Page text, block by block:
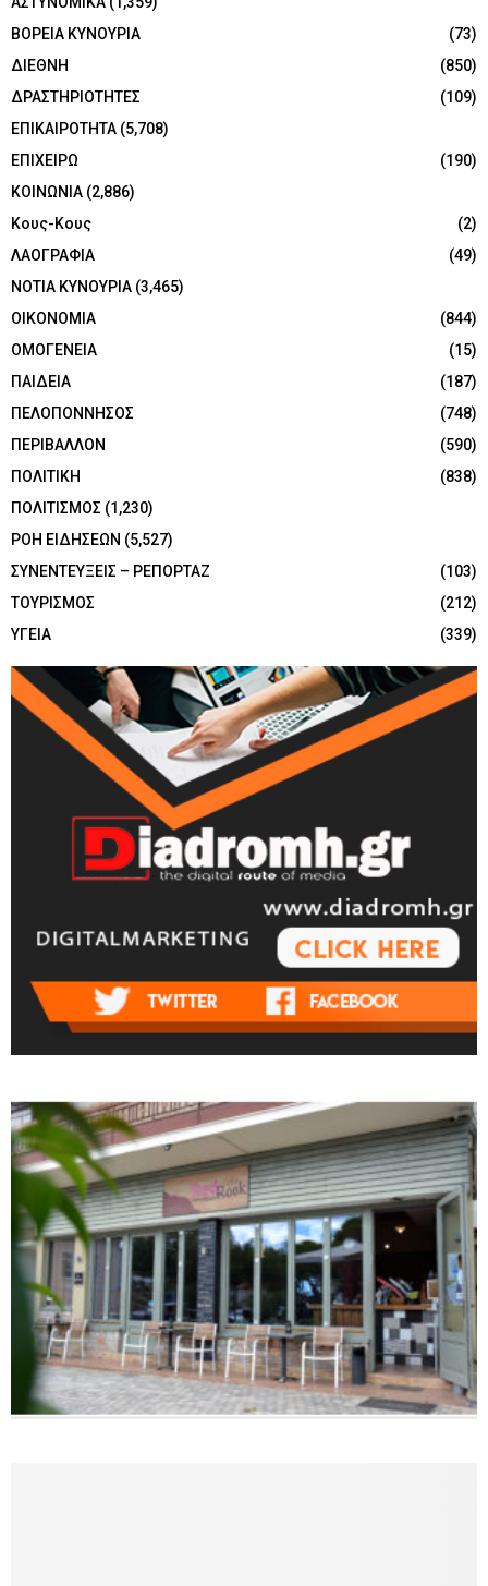
ΒΟΡΕΙΑ ΚΥΝΟΥΡΙΑ
(73)
ΔΙΕΘΝΗ
(850)
ΔΡΑΣΤΗΡΙΟΤΗΤΕΣ
(109)
ΕΠΙΚΑΙΡΟΤΗΤΑ (5,708)
ΕΠΙΧΕΙΡΩ
(190)
ΚΟΙΝΩΝΙΑ (2,886)
Κους-Κους
(2)
ΛΑΟΓΡΑΦΙΑ
(49)
ΝΟΤΙΑ ΚΥΝΟΥΡΙΑ (3,465)
ΟΙΚΟΝΟΜΙΑ
(844)
ΟΜΟΓΕΝΕΙΑ
(15)
ΠΑΙΔΕΙΑ
(187)
ΠΕΛΟΠΟΝΝΗΣΟΣ
(748)
ΠΕΡΙΒΑΛΛΟΝ
(590)
ΠΟΛΙΤΙΚΗ
(838)
ΠΟΛΙΤΙΣΜΟΣ (1,230)
ΡΟΗ ΕΙΔΗΣΕΩΝ (5,527)
ΣΥΝΕΝΤΕΥΞΕΙΣ – ΡΕΠΟΡΤΑΖ
(103)
ΤΟΥΡΙΣΜΟΣ
(212)
ΥΓΕΙΑ
(339)